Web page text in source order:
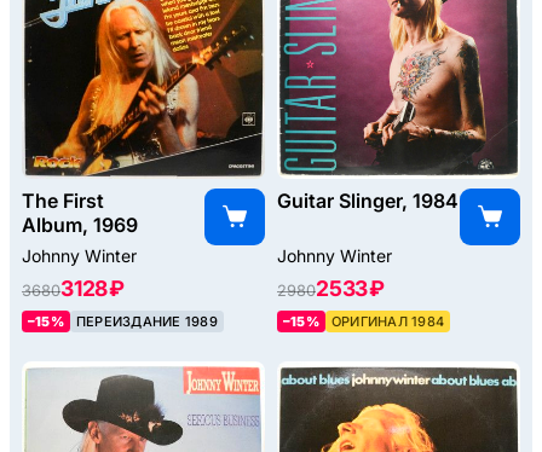
The First
Album, 1969
Johnny Winter
36803128 ₽
–15% ПЕРЕИЗДАНИЕ 1989
Guitar Slinger, 1984
Johnny Winter
29802533 ₽
–15% ОРИГИНАЛ 1984